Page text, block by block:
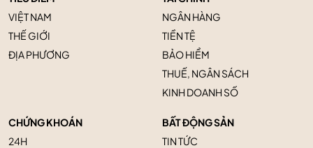
VIỆT NAM
THẾ GIỚI
ĐỊA PHƯƠNG
NGÂN HÀNG
TIỀN TỆ
BẢO HIỂM
THUẾ, NGÂN SÁCH
KINH DOANH SỐ
CHỨNG KHOÁN
24H
BẤT ĐỘNG SẢN
TIN TỨC